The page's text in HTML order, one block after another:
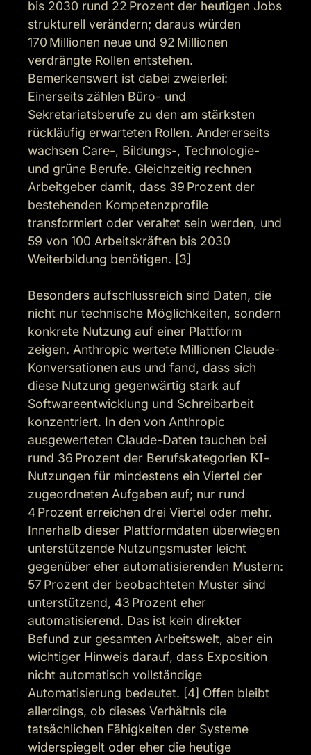
bis 2030 rund 22 Prozent der heutigen Jobs
strukturell verändern; daraus würden
170 Millionen neue und 92 Millionen
verdrängte Rollen entstehen.
Bemerkenswert ist dabei zweierlei:
Einerseits zählen Büro- und
Sekretariatsberufe zu den am stärksten
rückläufig erwarteten Rollen. Andererseits
wachsen Care-, Bildungs-, Technologie-
und grüne Berufe. Gleichzeitig rechnen
Arbeitgeber damit, dass 39 Prozent der
bestehenden Kompetenzprofile
transformiert oder veraltet sein werden, und
59 von 100 Arbeitskräften bis 2030
Weiterbildung benötigen. [3]
Besonders aufschlussreich sind Daten, die
nicht nur technische Möglichkeiten, sondern
konkrete Nutzung auf einer Plattform
zeigen. Anthropic wertete Millionen Claude-
Konversationen aus und fand, dass sich
diese Nutzung gegenwärtig stark auf
Softwareentwicklung und Schreibarbeit
konzentriert. In den von Anthropic
ausgewerteten Claude-Daten tauchen bei
rund 36 Prozent der Berufskategorien KI-
Nutzungen für mindestens ein Viertel der
zugeordneten Aufgaben auf; nur rund
4 Prozent erreichen drei Viertel oder mehr.
Innerhalb dieser Plattformdaten überwiegen
unterstützende Nutzungsmuster leicht
gegenüber eher automatisierenden Mustern:
57 Prozent der beobachteten Muster sind
unterstützend, 43 Prozent eher
automatisierend. Das ist kein direkter
Befund zur gesamten Arbeitswelt, aber ein
wichtiger Hinweis darauf, dass Exposition
nicht automatisch vollständige
Automatisierung bedeutet. [4] Offen bleibt
allerdings, ob dieses Verhältnis die
tatsächlichen Fähigkeiten der Systeme
widerspiegelt oder eher die heutige